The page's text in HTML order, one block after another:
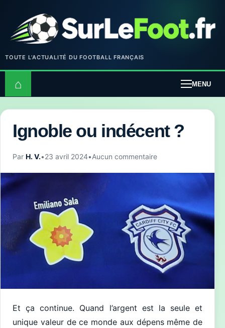
TOUTE L’ACTUALITÉ DU FOOTBALL FRANÇAIS
⌂ MENU
Ignoble ou indécent ?
Par H. V.•23 avril 2024•Aucun commentaire
Et ça continue. Quand l’argent est la seule et
unique valeur de ce monde aux dépens même de